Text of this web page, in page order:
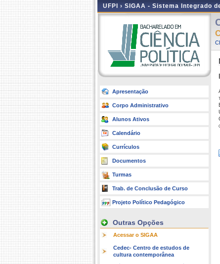
UFPI › SIGAA - Sistema Integrado
Apresentação
Corpo Administrativo
Alunos Ativos
Calendário
Currículos
Documentos
Turmas
Trab. de Conclusão de Curso
Projeto Político Pedagógico
Outras Opções
Acessar o SIGAA
Cedec- Centro de estudos de
cultura contemporânea